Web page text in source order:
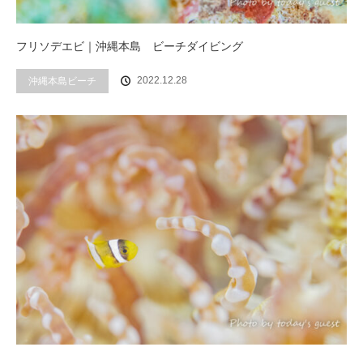
フリソデエビ｜沖縄本島 ビーチダイビング
沖縄本島ビーチ 2022.12.28